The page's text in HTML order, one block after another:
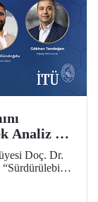
Analiz ve
Projeye
Doç. Dr.
Maruziyeti